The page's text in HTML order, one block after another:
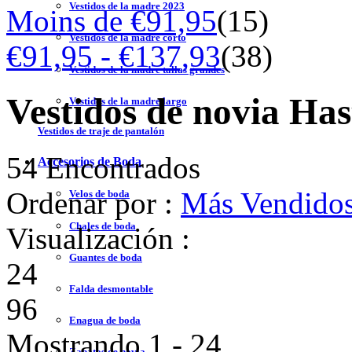
Vestidos de la madre 2023
Vestidos de la madre corto
Vestidos de la madre tallas grandes
Vestidos de la madre largo
Vestidos de traje de pantalón
Accesorios de Boda
Velos de boda
Chales de boda
Guantes de boda
Falda desmontable
Enagua de boda
Moins de €91,95(15)
€91,95 - €137,93(38)
Vestidos de novia
54 Encontrados
Ordenar por : Más
Visualización :
24
96
Mostrando 1 - 24